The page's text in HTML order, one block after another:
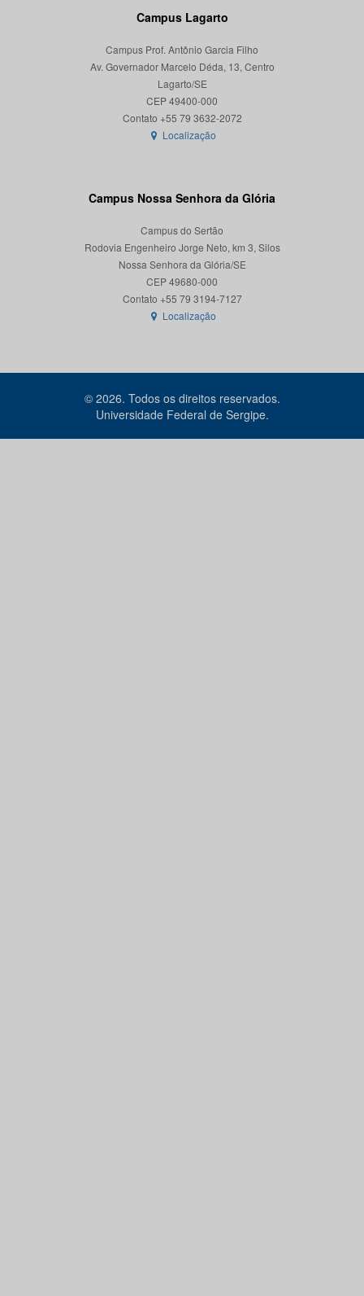
Campus Lagarto
Campus Prof. Antônio Garcia Filho
Av. Governador Marcelo Déda, 13, Centro
Lagarto/SE
CEP 49400-000
Localização
Campus Nossa Senhora da Glória
Campus do Sertão
Rodovia Engenheiro Jorge Neto, km 3, Silos
Nossa Senhora da Glória/SE
CEP 49680-000
Contato +55 79 3194-7127
Localização
© 2026. Todos os direitos reservados.
Universidade Federal de Sergipe.